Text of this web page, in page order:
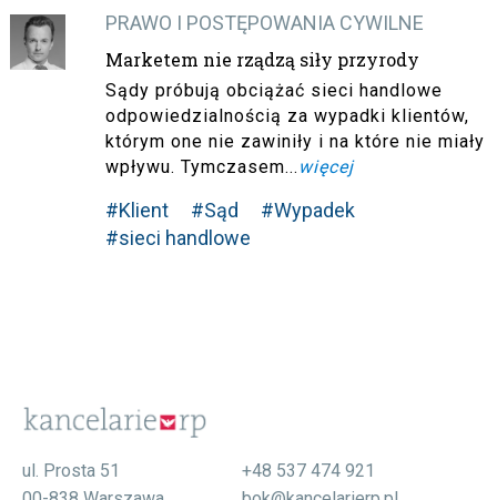
PRAWO I POSTĘPOWANIA CYWILNE
Marketem nie rządzą siły przyrody
Sądy próbują obciążać sieci handlowe
odpowiedzialnością za wypadki klientów,
którym one nie zawiniły i na które nie miały
wpływu. Tymczasem... więcej
#Klient #Sąd
#Wypadek
#sieci handlowe
ul. Prosta 51
+48 537 474 921